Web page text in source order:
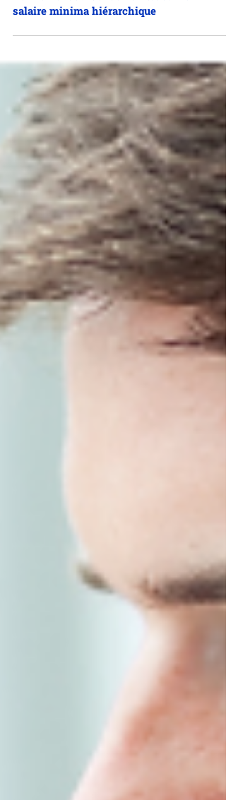
Revirement du Conseil d’Etat sur le
salaire minima hiérarchique